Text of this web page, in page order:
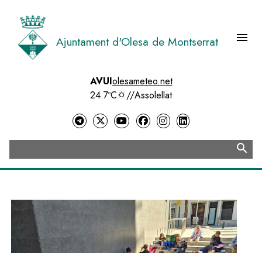
contingut
Ajuntament d'Olesa de Montserrat menu
AVUIolesameteo.net
24.7ºC
//Assolellat
search